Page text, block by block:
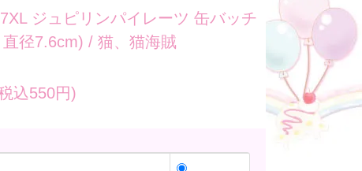
ジュピリンパイレーツ 缶バッチ
径7.6cm) / 猫、猫海賊
込550円)